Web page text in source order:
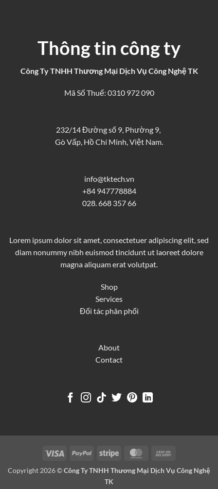
Thông tin công ty
Công Ty TNHH Thương Mại Dịch Vụ Công Nghệ TK
Mã Số Thuế: 0310 972 090
232/14 Đường số 9, Phường 9,
Gò Vấp, Hồ Chí Minh, Việt Nam.
info@tktech.vn
+84 947778884
028. 668 357 66
Lorem ipsum dolor sit amet, consectetuer adipiscing elit, sed
diam nonummy nibh euismod tincidunt ut laoreet dolore
magna aliquam erat volutpat.
Shop
Services
Đối tác phân phối
About
Contact
Visa PayPal Stripe MasterCard
Delivery
Copyright 2026 ©Công Ty TNHH Thương Mại Dịch Vụ Công Nghệ
TK